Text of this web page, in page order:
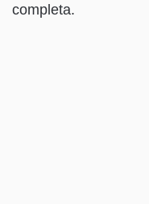
completa.